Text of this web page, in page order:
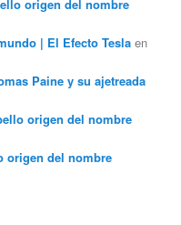
origen del nombre
| El Efecto Tesla en
Paine y su ajetreada
origen del nombre
origen del nombre